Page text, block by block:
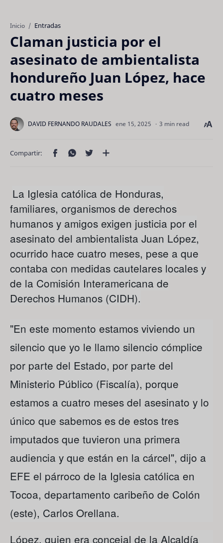
Inicio Entradas
Claman justicia por el
asesinato de ambientalista
hondureño Juan López, hace
cuatro meses
3 min read
La Iglesia católica de Honduras,
familiares, organismos de derechos
humanos y amigos exigen justicia por el
asesinato del ambientalista Juan López,
ocurrido hace cuatro meses, pese a que
contaba con medidas cautelares locales y
de la Comisión Interamericana de
Derechos Humanos (CIDH).
"En este momento estamos viviendo un
silencio que yo le llamo silencio cómplice
por parte del Estado, por parte del
Ministerio Público (Fiscalía), porque
estamos a cuatro meses del asesinato y lo
único que sabemos es de estos tres
imputados que tuvieron una primera
audiencia y que están en la cárcel", dijo a
EFE el párroco de la Iglesia católica en
Tocoa, departamento caribeño de Colón
(este), Carlos Orellana.
López, quien era concejal de la Alcaldía